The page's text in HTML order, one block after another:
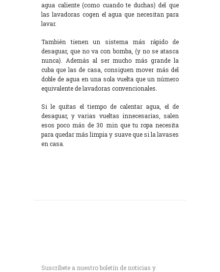
agua caliente (como cuando te duchas) del que
las lavadoras cogen el agua que necesitan para
lavar.
También tienen un sistema más rápido de
desaguar, que no va con bomba, (y no se atasca
nunca). Además al ser mucho más grande la
cuba que las de casa, consiguen mover más del
doble de agua en una sola vuelta que un número
equivalente de lavadoras convencionales.
Si le quitas el tiempo de calentar agua, el de
desaguar, y varias vueltas innecesarias, salen
esos poco más de 30 min que tu ropa necesita
para quedar más limpia y suave que si la lavases
en casa.
Suscríbete a nuestro boletín de noticias y